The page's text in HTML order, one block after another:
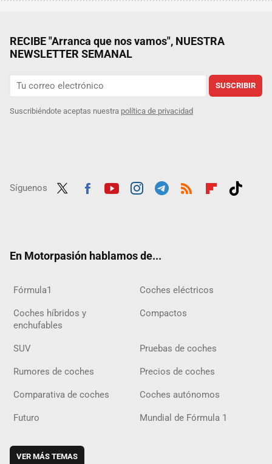
RECIBE "Arranca que nos vamos", NUESTRA
NEWSLETTER SEMANAL
SUSCRIBIR
Suscribiéndote aceptas nuestra política de privacidad
Síguenos
En Motorpasión hablamos de...
Fórmula1 Coches eléctricos
Coches híbridos y
enchufables
Compactos
SUV Pruebas de coches
Rumores de coches Precios de coches
Comparativa de coches Coches autónomos
Futuro Mundial de Fórmula 1
VER MÁS TEMAS